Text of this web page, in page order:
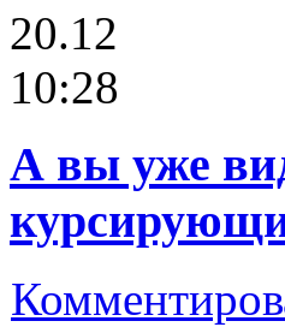
20.12
10:28
А вы уже